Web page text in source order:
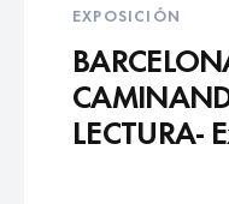
EXPOSICIÓN
LECTURA-